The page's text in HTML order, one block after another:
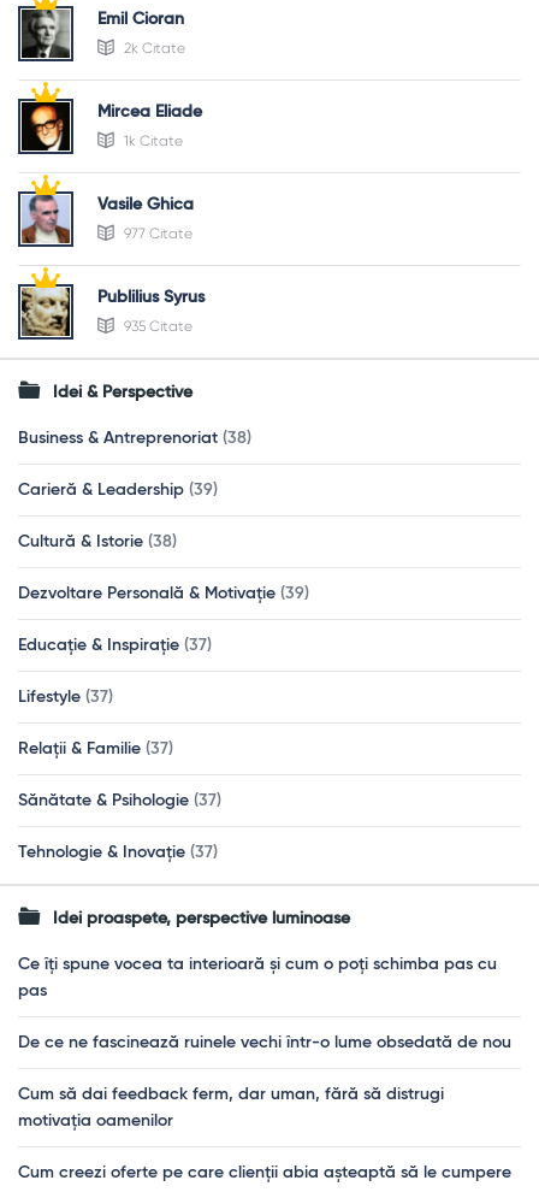
Emil Cioran
2k Citate
Mircea Eliade
1k Citate
Vasile Ghica
977 Citate
Publilius Syrus
935 Citate
Idei & Perspective
Business & Antreprenoriat (38)
Carieră & Leadership (39)
Cultură & Istorie (38)
Dezvoltare Personală & Motivație (39)
Educație & Inspirație (37)
Lifestyle (37)
Relații & Familie (37)
Sănătate & Psihologie (37)
Tehnologie & Inovație (37)
Idei proaspete, perspective luminoase
Ce îți spune vocea ta interioară și cum o poți schimba pas cu
pas
De ce ne fascinează ruinele vechi într-o lume obsedată de nou
Cum să dai feedback ferm, dar uman, fără să distrugi
motivația oamenilor
Cum creezi oferte pe care clienții abia așteaptă să le cumpere